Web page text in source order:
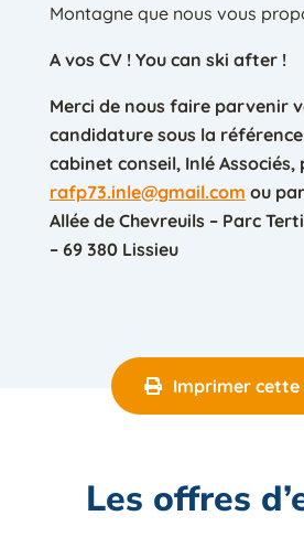
Montagne que nous vous
A vos CV ! You can ski after !
Merci de nous faire parvenir
candidature sous la
cabinet conseil, Inlé Associés,
rafp73.inle@gmail.com ou
Allée de Chevreuils – Parc
– 69 380 Lissieu
Imprimer
Les offres